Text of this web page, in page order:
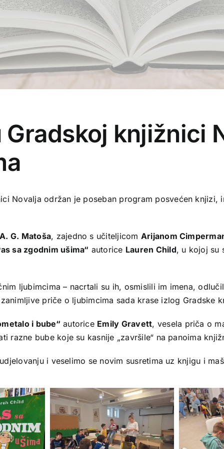
knjižnici
Novalja održan je poseban program posvećen
G. Matoša, zajedno s učiteljicom Arijanom
sa zgodnim ušima“ autorice Lauren Child, u kojoj su
ljubimcima – nacrtali su ih, osmislili im imena,
priče o ljubimcima sada krase izlog Gradske
i bube“ autorice Emily Gravett, vesela priča o
razne bube koje su kasnije „završile“ na panoima
i veselimo se novim susretima uz knjigu i